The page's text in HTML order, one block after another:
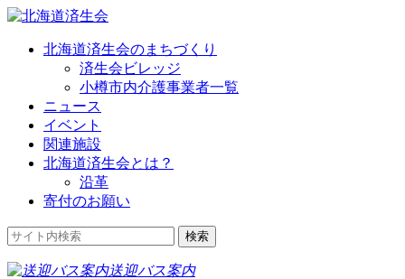
北海道済生会のまちづくり
済生会ビレッジ
小樽市内介護事業者一覧
ニュース
イベント
関連施設
北海道済生会とは？
沿革
寄付のお願い
送迎バス案内